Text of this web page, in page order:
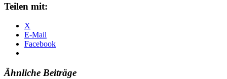
Teilen mit:
X
E-Mail
Facebook
Ähnliche Beiträge